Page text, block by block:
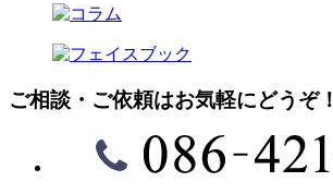
ご相談・ご依頼はお気軽にどうぞ！